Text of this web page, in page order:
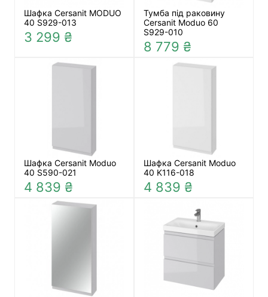
Шафка Cersanit MODUO
40 S929-013
3 299 ₴
Тумба під раковину
Cersanit Moduo 60
S929-010
8 779 ₴
Шафка Cersanit Moduo
40 S590-021
4 839 ₴
Шафка Cersanit Moduo
40 K116-018
4 839 ₴